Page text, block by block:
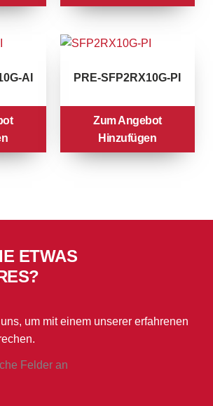
AI PRE-SFP2RX10G-PI
Zum Angebot
Hinzufügen
ETWAS
um mit einem unserer erfahrenen
Felder an